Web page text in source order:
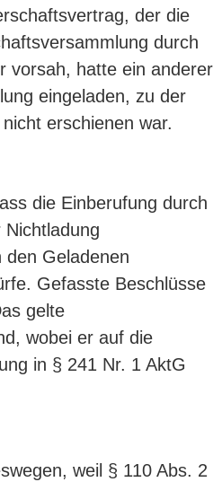
der die
durch
vorsah, hatte ein anderer
eingeladen, zu der
erschienen war.
die Einberufung durch
den Geladenen
Gefasste Beschlüsse
gelte
wobei er auf die
in § 241 Nr. 1 AktG
weil § 110 Abs. 2